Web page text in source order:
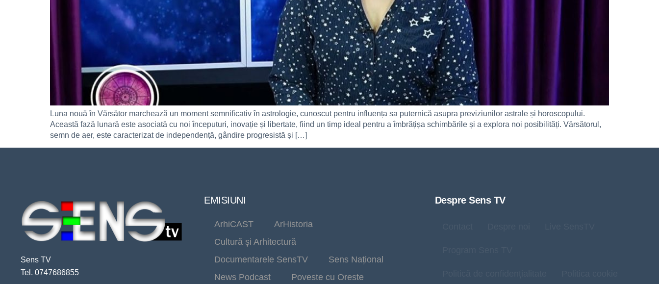
Luna nouă în Vărsător marchează un moment semnificativ în astrologie, cunoscut pentru influența sa puternică asupra previziunilor astrale și horoscopului.
Această fază lunară este asociată cu noi începuturi, inovație și libertate, fiind un timp ideal pentru a îmbrățișa schimbările și a explora noi posibilități. Vărsătorul,
semn de aer, este caracterizat de independență, gândire progresistă și […]
Sens TV
Tel. 0747686855
EMISIUNI
ArhiCAST
ArHistoria
Cultură și Arhitectură
Documentarele SensTV
Sens Național
News Podcast
Poveste cu Oreste
Despre Sens TV